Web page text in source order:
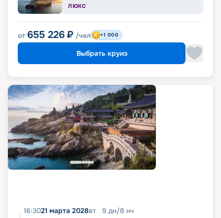
ЛЮКС
от 655 226 ₽ /чел +1 000
Выбрать круиз
16:3021 марта 2028вт 9 дн/8 нч